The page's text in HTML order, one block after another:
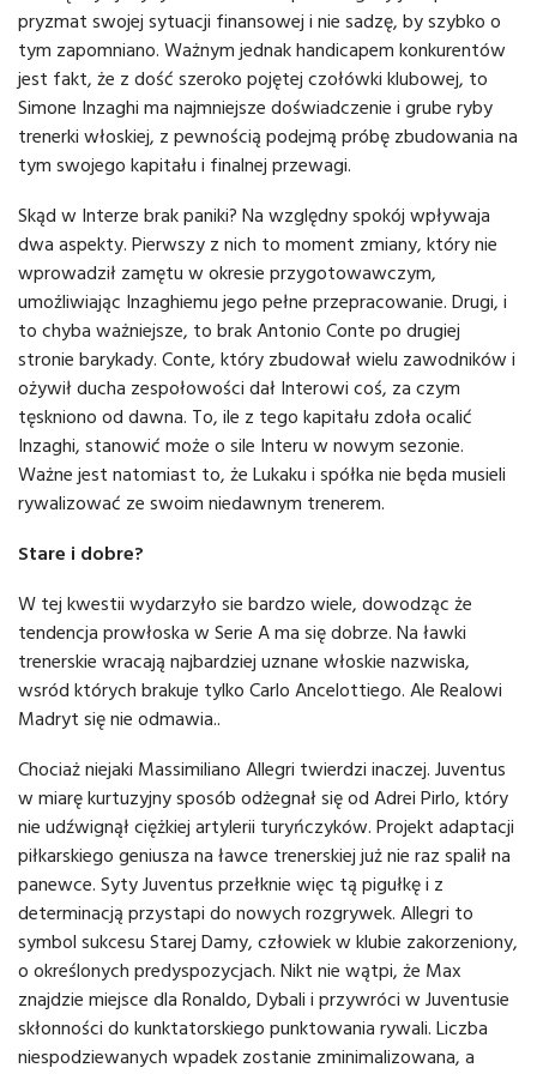
pryzmat swojej sytuacji finansowej i nie sadzę, by szybko o
tym zapomniano. Ważnym jednak handicapem konkurentów
jest fakt, że z dość szeroko pojętej czołówki klubowej, to
Simone Inzaghi ma najmniejsze doświadczenie i grube ryby
trenerki włoskiej, z pewnością podejmą próbę zbudowania na
tym swojego kapitału i finalnej przewagi.
Skąd w Interze brak paniki? Na względny spokój wpływaja
dwa aspekty. Pierwszy z nich to moment zmiany, który nie
wprowadził zamętu w okresie przygotowawczym,
umożliwiając Inzaghiemu jego pełne przepracowanie. Drugi, i
to chyba ważniejsze, to brak Antonio Conte po drugiej
stronie barykady. Conte, który zbudował wielu zawodników i
ożywił ducha zespołowości dał Interowi coś, za czym
tęskniono od dawna. To, ile z tego kapitału zdoła ocalić
Inzaghi, stanowić może o sile Interu w nowym sezonie.
Ważne jest natomiast to, że Lukaku i spółka nie będa musieli
rywalizować ze swoim niedawnym trenerem.
Stare i dobre?
W tej kwestii wydarzyło sie bardzo wiele, dowodząc że
tendencja prowłoska w Serie A ma się dobrze. Na ławki
trenerskie wracają najbardziej uznane włoskie nazwiska,
wsród których brakuje tylko Carlo Ancelottiego. Ale Realowi
Madryt się nie odmawia..
Chociaż niejaki Massimiliano Allegri twierdzi inaczej. Juventus
w miarę kurtuzyjny sposób odżegnał się od Adrei Pirlo, który
nie udźwignął ciężkiej artylerii turyńczyków. Projekt adaptacji
piłkarskiego geniusza na ławce trenerskiej już nie raz spalił na
panewce. Syty Juventus przełknie więc tą pigułkę i z
determinacją przystapi do nowych rozgrywek. Allegri to
symbol sukcesu Starej Damy, człowiek w klubie zakorzeniony,
o określonych predyspozycjach. Nikt nie wątpi, że Max
znajdzie miejsce dla Ronaldo, Dybali i przywróci w Juventusie
skłonności do kunktatorskiego punktowania rywali. Liczba
niespodziewanych wpadek zostanie zminimalizowana, a